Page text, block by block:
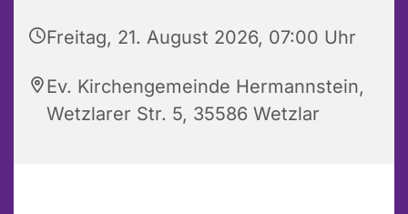
Freitag, 21. August 2026, 07:00 Uhr
Ev. Kirchengemeinde Hermannstein,
Wetzlarer Str. 5, 35586 Wetzlar